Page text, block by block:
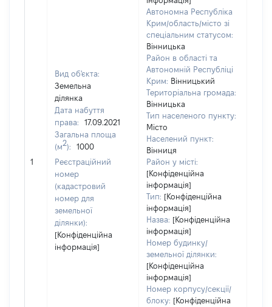
1
Вид об'єкта:
Земельна
ділянка
Дата набуття
права:
17.09.2021
Загальна площа
(м2):
1000
Реєстраційний
номер
(кадастровий
номер для
земельної
ділянки):
[Конфіденційна
інформація]
Автономна Республіка
Крим/область/місто зі
спеціальним статусом:
Вінницька
Район в області та
Автономній Республіці
Крим: Вінницький
Територіальна громада:
Вінницька
Тип населеного пункту:
Місто
Населений пункт:
Вінниця
Район у місті:
[Конфіденційна
інформація]
Тип: [Конфіденційна
інформація]
Назва: [Конфіденційна
інформація]
Номер будинку/
земельної ділянки:
[Конфіденційна
інформація]
Номер корпусу/секції/
блоку: [Конфіденційна